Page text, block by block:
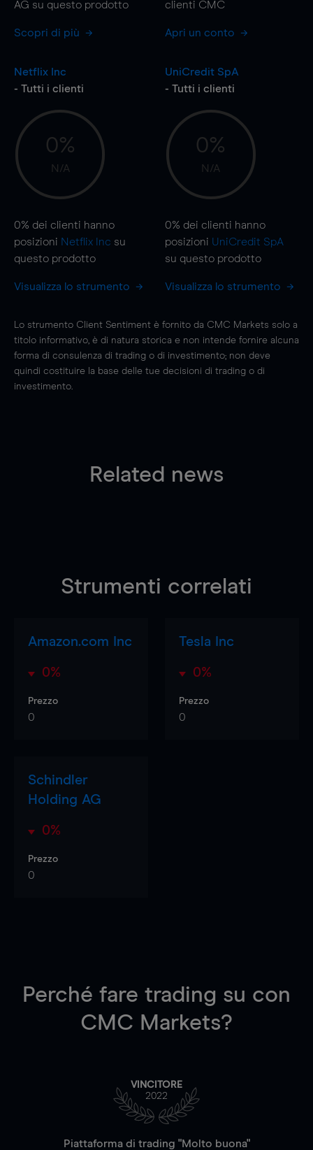
AG su questo prodotto
Scopri di più
clienti CMC
Apri un conto
Netflix Inc
- Tutti i clienti
0%
N/A
0% dei clienti hanno
posizioni Netflix Inc su
questo prodotto
Visualizza lo strumento
UniCredit SpA
- Tutti i clienti
0%
N/A
0% dei clienti hanno
posizioni UniCredit SpA
su questo prodotto
Visualizza lo strumento
Lo strumento Client Sentiment è fornito da CMC Markets solo a
titolo informativo, è di natura storica e non intende fornire alcuna
forma di consulenza di trading o di investimento; non deve
quindi costituire la base delle tue decisioni di trading o di
investimento.
Related news
Strumenti correlati
Amazon.com Inc
0%
Prezzo
0
Tesla Inc
0%
Prezzo
0
Schindler
Holding AG
0%
Prezzo
0
Perché fare trading su con
CMC Markets?
VINCITORE
2022
Piattaforma di trading "Molto buona"